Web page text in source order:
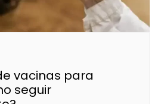
vacinas para
seguir